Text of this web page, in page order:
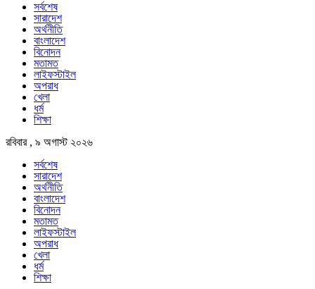
সর্বশেষ
সারাদেশ
অর্থনীতি
বাংলাদেশ
বিনোদন
মতামত
লাইফস্টাইল
অপরাধ
খেলা
ধর্ম
শিক্ষা
রবিবার , ৯ অগাস্ট ২০২৬
সর্বশেষ
সারাদেশ
অর্থনীতি
বাংলাদেশ
বিনোদন
মতামত
লাইফস্টাইল
অপরাধ
খেলা
ধর্ম
শিক্ষা